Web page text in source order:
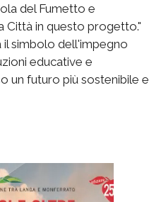
del Fumetto e
Città in questo progetto."
il simbolo dell'impegno
educative e
un futuro più sostenibile e